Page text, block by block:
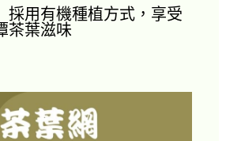
採用有機種植方式，享受
茶葉滋味